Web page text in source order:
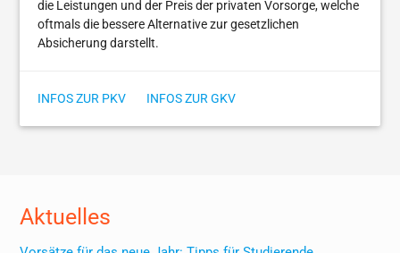
die Leistungen und der Preis der privaten Vorsorge, welche
oftmals die bessere Alternative zur gesetzlichen
Absicherung darstellt.
INFOS ZUR PKV INFOS ZUR GKV
Aktuelles